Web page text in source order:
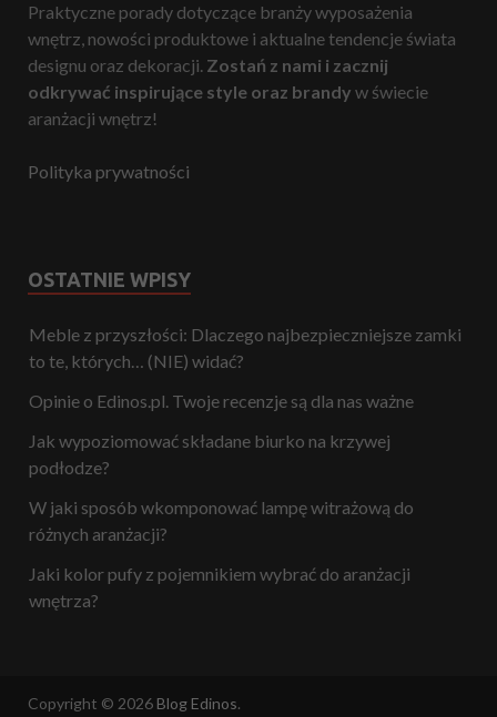
Praktyczne porady dotyczące branży wyposażenia
wnętrz, nowości produktowe i aktualne tendencje świata
designu oraz dekoracji. Zostań z nami i zacznij
odkrywać inspirujące style oraz brandy w świecie
aranżacji wnętrz!
Polityka prywatności
OSTATNIE WPISY
Meble z przyszłości: Dlaczego najbezpieczniejsze zamki
to te, których… (NIE) widać?
Opinie o Edinos.pl. Twoje recenzje są dla nas ważne
Jak wypoziomować składane biurko na krzywej
podłodze?
W jaki sposób wkomponować lampę witrażową do
różnych aranżacji?
Jaki kolor pufy z pojemnikiem wybrać do aranżacji
wnętrza?
Copyright © 2026 Blog Edinos.